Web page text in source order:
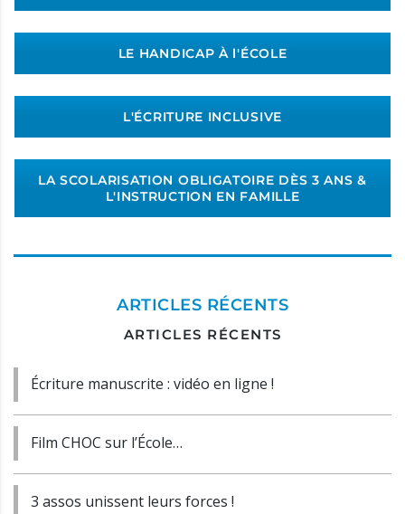
LE HANDICAP À l'ÉCOLE
L'ÉCRITURE INCLUSIVE
LA SCOLARISATION OBLIGATOIRE DÈS 3 ANS &
L'INSTRUCTION EN FAMILLE
ARTICLES RÉCENTS
ARTICLES RÉCENTS
Écriture manuscrite : vidéo en ligne !
Film CHOC sur l’École…
3 assos unissent leurs forces !